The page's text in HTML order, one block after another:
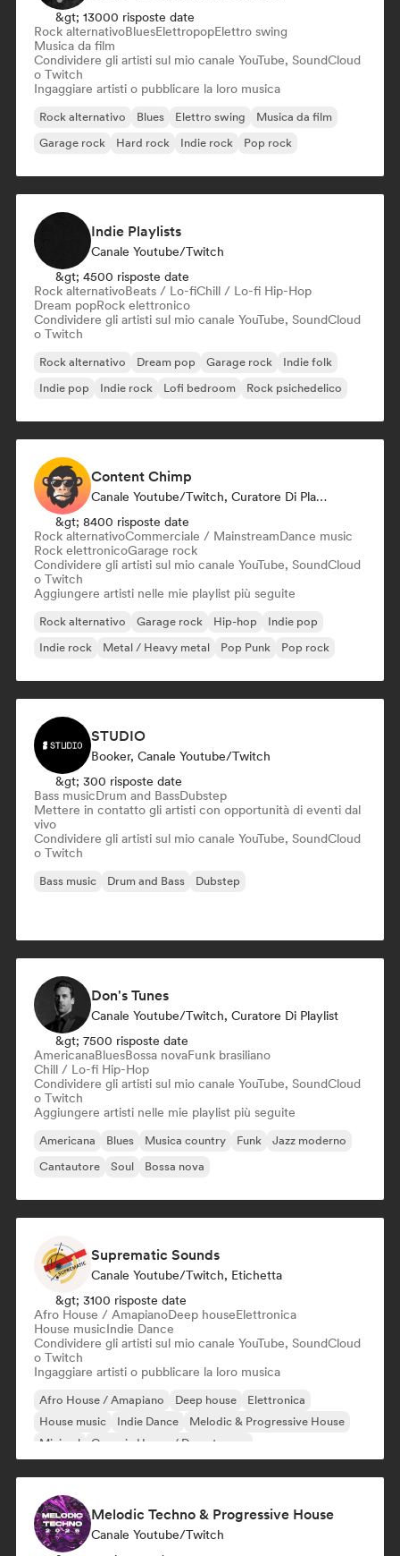
&gt; 13000 risposte date
Rock alternativoBluesElettropopElettro swing
Musica da film
Condividere gli artisti sul mio canale YouTube, SoundCloud
o Twitch
Ingaggiare artisti o pubblicare la loro musica
Rock alternativo Blues Elettro swing
Musica da film
Garage rock
Hard rock Indie rock Pop rock
Indie Playlists
Canale Youtube/Twitch
&gt; 4500 risposte date
Rock alternativoBeats / Lo-fiChill / Lo-fi Hip-Hop
Dream popRock elettronico
Condividere gli artisti sul mio canale YouTube, SoundCloud
o Twitch
Rock alternativo Dream pop Garage rock
Indie folk
Indie pop
Indie rock Lofi bedroom Rock psichedelico
Content Chimp
Canale Youtube/Twitch, Curatore Di Playlist
&gt; 8400 risposte date
Rock alternativoCommerciale / MainstreamDance music
Rock elettronicoGarage rock
Condividere gli artisti sul mio canale YouTube, SoundCloud
o Twitch
Aggiungere artisti nelle mie playlist più seguite
Rock alternativo Garage rock Hip-hop
Indie pop
Indie rock
Metal / Heavy metal Pop Punk Pop rock
STUDIO
Booker, Canale Youtube/Twitch
&gt; 300 risposte date
Bass musicDrum and BassDubstep
Mettere in contatto gli artisti con opportunità di eventi dal
vivo
Condividere gli artisti sul mio canale YouTube, SoundCloud
o Twitch
Bass music Drum and Bass Dubstep
Don's Tunes
Canale Youtube/Twitch, Curatore Di Playlist
&gt; 7500 risposte date
AmericanaBluesBossa novaFunk brasiliano
Chill / Lo-fi Hip-Hop
Condividere gli artisti sul mio canale YouTube, SoundCloud
o Twitch
Aggiungere artisti nelle mie playlist più seguite
Americana Blues Musica country Funk
Jazz moderno
Cantautore
Soul Bossa nova
Suprematic Sounds
Canale Youtube/Twitch, Etichetta
&gt; 3100 risposte date
Afro House / AmapianoDeep houseElettronica
House musicIndie Dance
Condividere gli artisti sul mio canale YouTube, SoundCloud
o Twitch
Ingaggiare artisti o pubblicare la loro musica
Afro House / Amapiano Deep house
Elettronica
House music
Indie Dance
Melodic & Progressive House
Minimal
Organic House / Downtempo
Melodic Techno & Progressive House
Canale Youtube/Twitch